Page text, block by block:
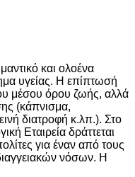
και ολοένα
υγείας. Η επίπτωσή
μέσου όρου ζωής, αλλά
(κάπνισμα,
διατροφή κ.λπ.). Στο
Εταιρεία δράττεται
για έναν από τους
νόσων. Η